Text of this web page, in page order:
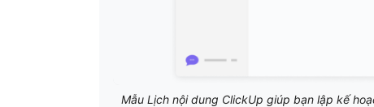
Mẫu Lịch nội dung ClickUp giúp bạn lập kế